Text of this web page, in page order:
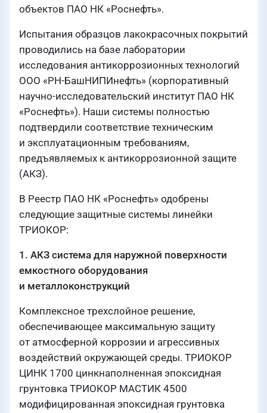
объектов ПАО НК «Роснефть».
Испытания образцов лакокрасочных покрытий
проводились на базе лаборатории
исследования антикоррозионных технологий
ООО «РН-БашНИПИнефть» (корпоративный
научно-исследовательский институт ПАО НК
«Роснефть»). Наши системы полностью
подтвердили соответствие техническим
и эксплуатационным требованиям,
предъявляемых к антикоррозионной защите
(АКЗ).
В Реестр ПАО НК «Роснефть» одобрены
следующие защитные системы линейки
ТРИОКОР:
1. АКЗ система для наружной поверхности
емкостного оборудования
и металлоконструкций
Комплексное трехслойное решение,
обеспечивающее максимальную защиту
от атмосферной коррозии и агрессивных
воздействий окружающей среды. ТРИОКОР
ЦИНК 1700 цинкнаполненная эпоксидная
грунтовка ТРИОКОР МАСТИК 4500
модифицированная эпоксидная грунтовка